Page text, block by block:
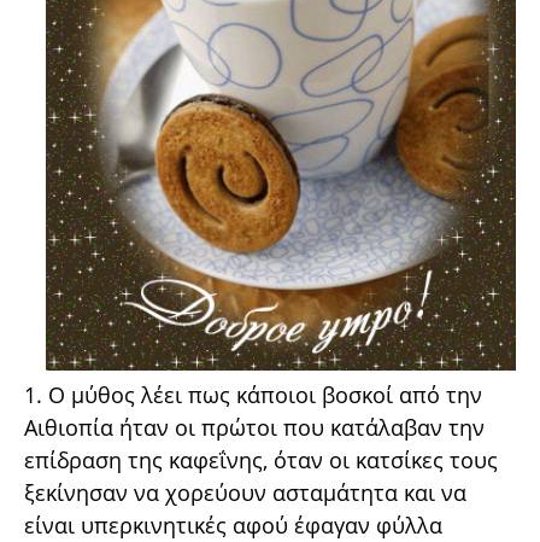
1. Ο μύθος λέει πως κάποιοι βοσκοί από την
Αιθιοπία ήταν οι πρώτοι που κατάλαβαν την
επίδραση της καφεΐνης, όταν οι κατσίκες τους
ξεκίνησαν να χορεύουν ασταμάτητα και να
είναι υπερκινητικές αφού έφαγαν φύλλα